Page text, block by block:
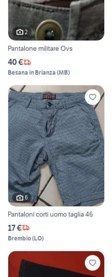
2
Pantalone militare Ovs
40 €
Besana in Brianza (MB)
6
Pantaloni corti uomo taglia 46
17 €
Brembio(LO)